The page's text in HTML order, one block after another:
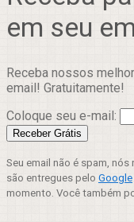
em seu
Receba nossos
email! Gratuitamente!
Coloque seu e-mail:
Seu email não é spam,
são entregues pelo Google
momento. Você também